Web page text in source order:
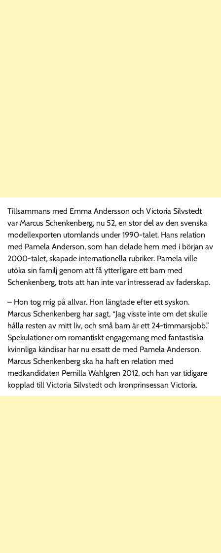
Tillsammans med Emma Andersson och Victoria Silvstedt
var Marcus Schenkenberg, nu 52, en stor del av den svenska
modellexporten utomlands under 1990-talet. Hans relation
med Pamela Anderson, som han delade hem med i början av
2000-talet, skapade internationella rubriker. Pamela ville
utöka sin familj genom att få ytterligare ett barn med
Schenkenberg, trots att han inte var intresserad av faderskap.
– Hon tog mig på allvar. Hon längtade efter ett syskon.
Marcus Schenkenberg har sagt, “Jag visste inte om det skulle
hålla resten av mitt liv, och små barn är ett 24-timmarsjobb.”
Spekulationer om romantiskt engagemang med fantastiska
kvinnliga kändisar har nu ersatt de med Pamela Anderson.
Marcus Schenkenberg ska ha haft en relation med
medkandidaten Pernilla Wahlgren 2012, och han var tidigare
kopplad till Victoria Silvstedt och kronprinsessan Victoria.